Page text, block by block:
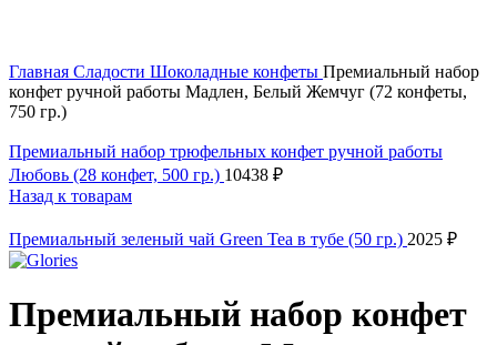
Главная Сладости Шоколадные конфеты Премиальный набор
конфет ручной работы Мадлен, Белый Жемчуг (72 конфеты,
750 гр.)
Премиальный набор трюфельных конфет ручной работы
Любовь (28 конфет, 500 гр.) 10438 ₽
Назад к товарам
Премиальный зеленый чай Green Tea в тубе (50 гр.) 2025 ₽
Премиальный набор конфет